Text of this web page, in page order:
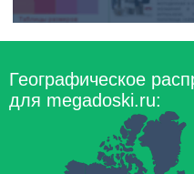
Географическое
для megadoski.ru: